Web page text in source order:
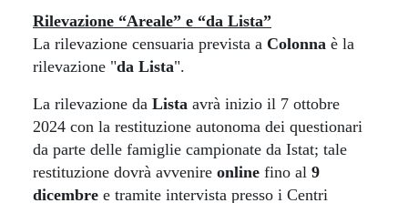
Rilevazione “Areale” e “da Lista”
La rilevazione censuaria prevista a Colonna è la
rilevazione "da Lista".
La rilevazione da Lista avrà inizio il 7 ottobre
2024 con la restituzione autonoma dei questionari
da parte delle famiglie campionate da Istat; tale
restituzione dovrà avvenire online fino al 9
dicembre e tramite intervista presso i Centri